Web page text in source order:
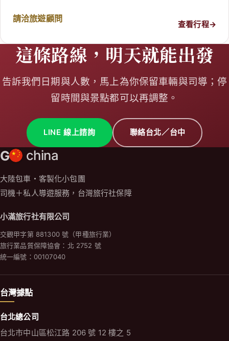
請洽旅遊顧問
查看行程→
這條路線，明天就能出發
告訴我們日期與人數，馬上為你保留車輛與司導；停
留時間與景點都可以再調整。
LINE 線上諮詢 聯絡台北／台中
G china
大陸包車・客製化小包團
司機＋私人導遊服務，台灣旅行社保障
小滿旅行社有限公司
交觀甲字第 881300 號（甲種旅行業）
旅行業品質保障協會：北 2752 號
統一編號：00107040
台灣據點
台北總公司
台北市中山區松江路 206 號 12 樓之 5